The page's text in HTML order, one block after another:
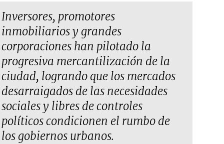
Inversores, promotores
inmobiliarios y grandes
corporaciones han pilotado la
progresiva mercantilización de la
ciudad, logrando que los mercados
desarraigados de las necesidades
sociales y libres de controles
políticos condicionen el rumbo de
los gobiernos urbanos.